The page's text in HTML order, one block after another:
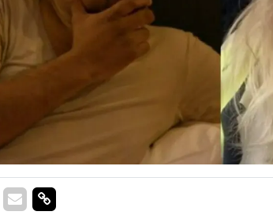
Facebook
Delen op Twitter
Delen via Mail
Delen via link